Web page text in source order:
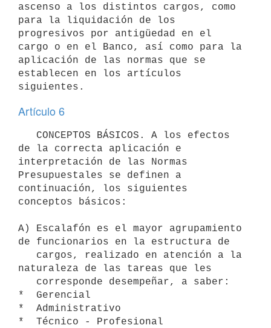
ascenso a los distintos cargos, como
para la liquidación de los
progresivos por antigüedad en el
cargo o en el Banco, así como para la
aplicación de las normas que se
establecen en los artículos
Artículo 6
de la correcta aplicación e
interpretación de las Normas
Presupuestales se definen a
continuación, los siguientes
conceptos básicos:
A) Escalafón es el mayor agrupamiento
de funcionarios en la estructura de
naturaleza de las tareas que les
*  Gerencial
*  Administrativo
*  Técnico - Profesional